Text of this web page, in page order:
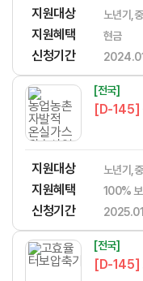
지원대상 노년기,
지원혜택 현금
신청기간
[전국]
[D-145]
지원대상 노년기,
지원혜택 ​​​​​‌​​​‌​​‌​​​​‌​​‌‌‌​​​​‌‌‌‌‌​‌​​​​‌‌100%
신청기간
[전국]
[D-145]